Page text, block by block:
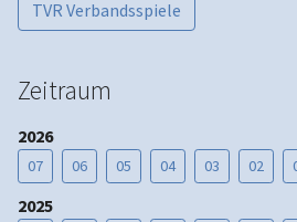
TVR Verbandsspiele
Zeitraum
2026
07 06 05 04 03 02
2025